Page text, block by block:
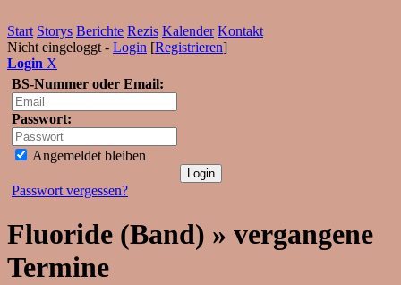
Start Storys Berichte Rezis Kalender Kontakt
Nicht eingeloggt - Login [Registrieren]
Login X
BS-Nummer oder Email:
Passwort:
Angemeldet bleiben
Passwort vergessen?
Fluoride (Band) » vergangene
Termine